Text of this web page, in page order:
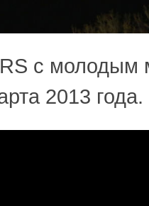
с молодым
2013 года.